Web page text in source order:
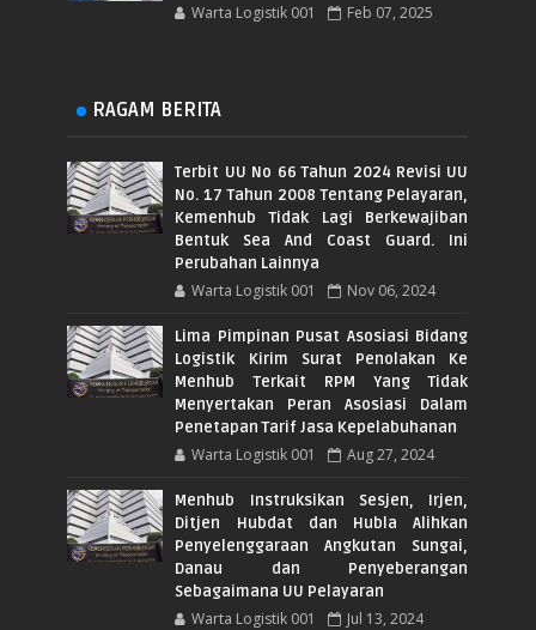
Warta Logistik 001 Feb 07, 2025
RAGAM BERITA
Terbit UU No 66 Tahun 2024 Revisi UU
No. 17 Tahun 2008 Tentang Pelayaran,
Kemenhub Tidak Lagi Berkewajiban
Bentuk Sea And Coast Guard. Ini
Perubahan Lainnya
Warta Logistik 001 Nov 06, 2024
Lima Pimpinan Pusat Asosiasi Bidang
Logistik Kirim Surat Penolakan Ke
Menhub Terkait RPM Yang Tidak
Menyertakan Peran Asosiasi Dalam
Penetapan Tarif Jasa Kepelabuhanan
Warta Logistik 001 Aug 27, 2024
Menhub Instruksikan Sesjen, Irjen,
Ditjen Hubdat dan Hubla Alihkan
Penyelenggaraan Angkutan Sungai,
Danau dan Penyeberangan
Sebagaimana UU Pelayaran
Warta Logistik 001 Jul 13, 2024